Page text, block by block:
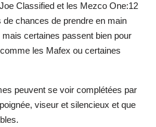
Classified et les Mezco One:12
chances de prendre en main
certaines passent bien pour
les Mafex ou certaines
peuvent se voir complétées par
viseur et silencieux et que